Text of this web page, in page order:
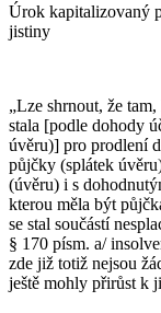
Úrok kapitalizovaný
jistiny
„Lze shrnout, že
stala [podle dohody
úvěru)] pro prodlení
půjčky (splátek
(úvěru) i s
kterou měla být
se stal součástí
§ 170 písm. a/
zde již totiž nejsou
ještě mohly přirůst k